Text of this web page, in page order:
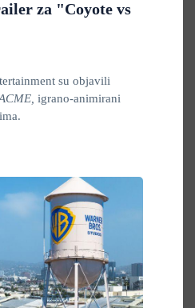
za "Coyote vs
su objavili
igrano-animirani